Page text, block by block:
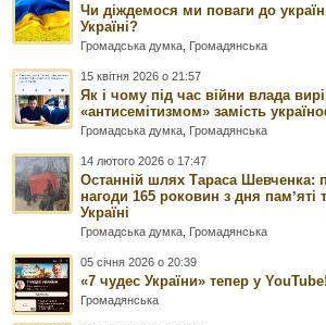
Чи діждемося ми поваги до
Україні?
Громадська думка Громадянська
15 квітня 2026 о 21:57
Як і чому під час війни влада
«антисемітизмом» замість
Громадська думка Громадянська
14 лютого 2026 о 17:47
Останній шлях Тараса Шевченка:
нагоди 165 роковин з дня памʼяті
Україні
Громадська думка Громадянська
05 січня 2026 о 20:39
«7 чудес України» тепер у YouTube!
Громадянська